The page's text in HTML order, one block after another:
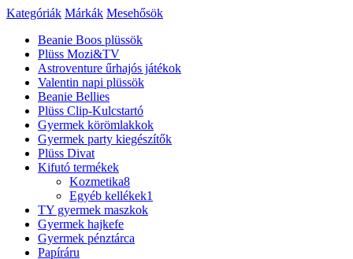
Kategóriák Márkák Mesehősök
Beanie Boos plüssök
Plüss Mozi&TV
Astroventure űrhajós játékok
Valentin napi plüssök
Beanie Bellies
Plüss Clip-Kulcstartó
Gyermek körömlakkok
Gyermek party kiegészítők
Plüss Divat
Kifutó termékek
Kozmetika8
Egyéb kellékek1
TY gyermek maszkok
Gyermek hajkefe
Gyermek pénztárca
Papíráru